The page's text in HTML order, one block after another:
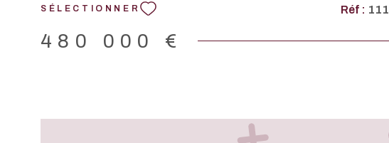
informations sur les risques auxquels ce bien est exposé sont
disponibles sur le site Géorisques : www.georisques.gouv.fr.
SÉLECTIONNER Réf : 111
480 000 €